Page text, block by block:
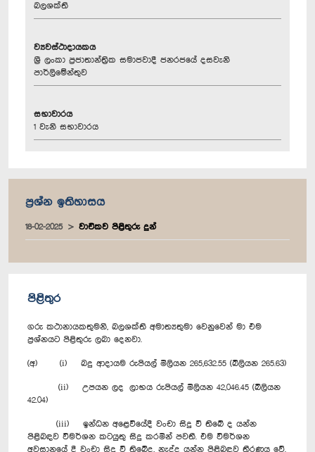
බලශක්ති
ව්‍යවස්ථාදායකය
ශ්‍රී ලංකා ප්‍රජාතාන්ත්‍රික සමාජවාදී ජනරජයේ දසවැනි
පාර්ලිමේන්තුව
සභාවාරය
1 වැනි සභාවාරය
ප්‍රශ්න ඉතිහාසය
18-02-2025 වාචිකව පිළිතුරු දුන්
පිළිතුර
ගරු කථානායකතුමනි, බලශක්ති අමාත්‍යතුමා වෙනුවෙන් මා එම
ප්‍රශ්නයට පිළිතුරු ලබා දෙනවා.
(අ) (i) බදු ආදායම රුපියල් මිලියන 265,632.55 (බිලියන 265.63)
(ii) උපයන ලද ලාභය රුපියල් මිලියන 42,046.45 (බිලියන
42.04)
(iii) ඉන්ධන අළෙවියේදී වංචා සිදු වී තිබේ ද යන්න
පිළිබඳව විමර්ශන කටයුතු සිදු කරමින් පවතී. එම විමර්ශන
අවසානයේ දී වංචා සිදු වී තිබේද, නැද්ද යන්න පිළිබඳව තීරණය වේ.